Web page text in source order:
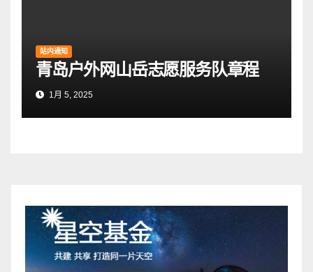
站内通知
青岛户外网山岳志愿服务队章程
1月 5, 2025